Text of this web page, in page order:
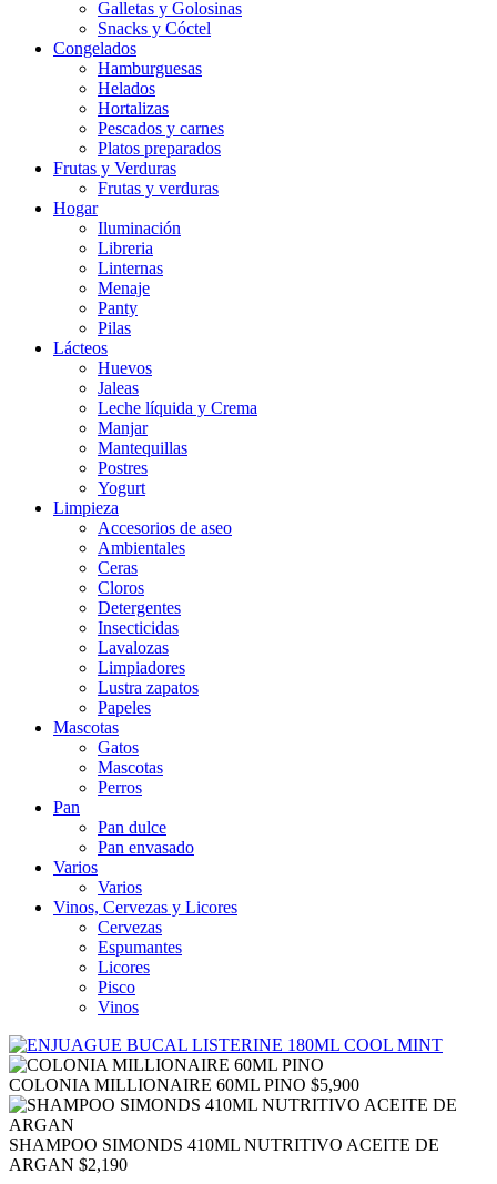
Galletas y Golosinas
Snacks y Cóctel
Congelados
Hamburguesas
Helados
Hortalizas
Pescados y carnes
Platos preparados
Frutas y Verduras
Frutas y verduras
Hogar
Iluminación
Libreria
Linternas
Menaje
Panty
Pilas
Lácteos
Huevos
Jaleas
Leche líquida y Crema
Manjar
Mantequillas
Postres
Yogurt
Limpieza
Accesorios de aseo
Ambientales
Ceras
Cloros
Detergentes
Insecticidas
Lavalozas
Limpiadores
Lustra zapatos
Papeles
Mascotas
Gatos
Mascotas
Perros
Pan
Pan dulce
Pan envasado
Varios
Varios
Vinos, Cervezas y Licores
Cervezas
Espumantes
Licores
Pisco
Vinos
COLONIA MILLIONAIRE 60ML PINO $5,900
SHAMPOO SIMONDS 410ML NUTRITIVO ACEITE DE
ARGAN $2,190